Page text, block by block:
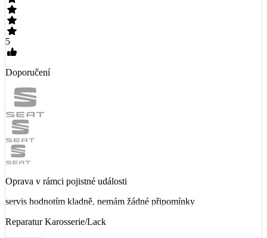
5
Doporučení
Oprava v rámci pojistné události
servis hodnotím kladně, nemám žádné připomínky
Reparatur Karosserie/Lack